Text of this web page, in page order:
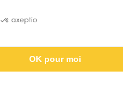
OK pour moi